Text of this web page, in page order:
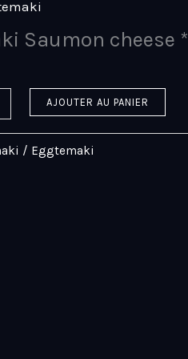
Saumon cheese *
AJOUTER AU PANIER
/ Eggtemaki